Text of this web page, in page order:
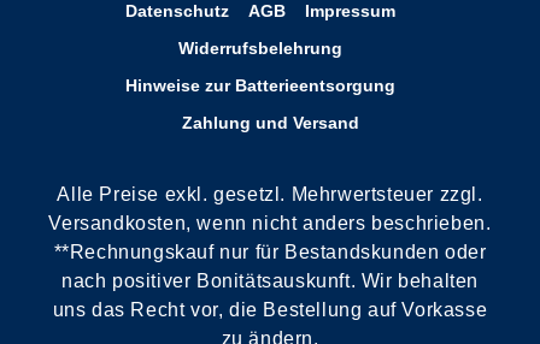
Datenschutz AGB
Impressum
Widerrufsbelehrung
Hinweise zur Batterieentsorgung
Zahlung und Versand
Alle Preise exkl. gesetzl. Mehrwertsteuer zzgl.
Versandkosten, wenn nicht anders beschrieben.
**Rechnungskauf nur für Bestandskunden oder
nach positiver Bonitätsauskunft. Wir behalten
uns das Recht vor, die Bestellung auf Vorkasse
zu ändern.